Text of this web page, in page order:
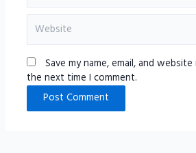
Website
Save my name, email, and
the next time I comment.